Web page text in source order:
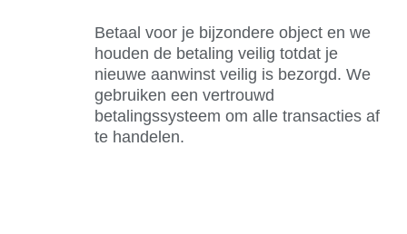
Betaal voor je bijzondere object en we
houden de betaling veilig totdat je
nieuwe aanwinst veilig is bezorgd. We
gebruiken een vertrouwd
betalingssysteem om alle transacties af
te handelen.